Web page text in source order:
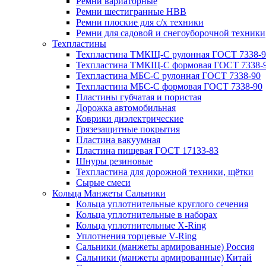
Ремни шестигранные HBB
Ремни плоские для с/х техники
Ремни для садовой и снегоуборочной техники
Техпластины
Техпластина ТМКЩ-С рулонная ГОСТ 7338-
Техпластина ТМКЩ-С формовая ГОСТ 7338-
Техпластина МБС-С рулонная ГОСТ 7338-90
Техпластина МБС-С формовая ГОСТ 7338-90
Пластины губчатая и пористая
Дорожка автомобильная
Коврики диэлектрические
Грязезащитные покрытия
Пластина вакуумная
Пластина пищевая ГОСТ 17133-83
Шнуры резиновые
Техпластина для дорожной техники, щётки
Сырые смеси
Кольца Манжеты Сальники
Кольца уплотнительные круглого сечения
Кольца уплотнительные в наборах
Кольца уплотнительные Х-Ring
Уплотнения торцевые V-Ring
Сальники (манжеты армированные) Россия
Сальники (манжеты армированные) Китай